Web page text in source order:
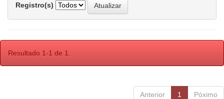
Registro(s)
Resultado 1-1 de 1.
Anterior 1 Póximo